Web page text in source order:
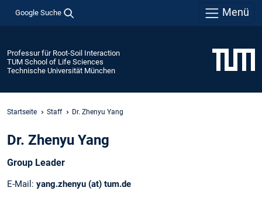
Google Suche Menü
Professur für Root-Soil Interaction
TUM School of Life Sciences
Technische Universität München
Startseite Staff Dr. Zhenyu Yang
Dr. Zhenyu Yang
Group Leader
E-Mail: yang.zhenyu (at) tum.de